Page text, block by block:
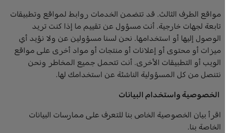
مواقع الطرف الثالث. قد تتضمن الخدمات روابط لمواقع وتطبيقات
تابعة لجهات خارجية. أنت مسؤول عن تقييم ما إذا كنت تريد
الوصول إليها أو استخدامها. نحن لسنا مسؤولين عن ولا نؤيد أي
ميزات أو محتوى أو إعلانات أو منتجات أو مواد أخرى على مواقع
الويب أو التطبيقات الأخرى. أنت تتحمل جميع المخاطر ونحن
نتنصل من كل المسؤولية الناشئة عن استخدامك لها.
الخصوصية واستخدام البيانات
اقرأ بيان الخصوصية الخاص بنا للتعرف على ممارسات البيانات
الخاصة بنا.